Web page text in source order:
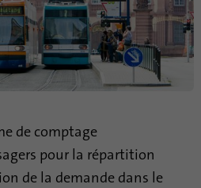
de comptage
pour la répartition
de la demande dans le
est utilisé pour stocker le